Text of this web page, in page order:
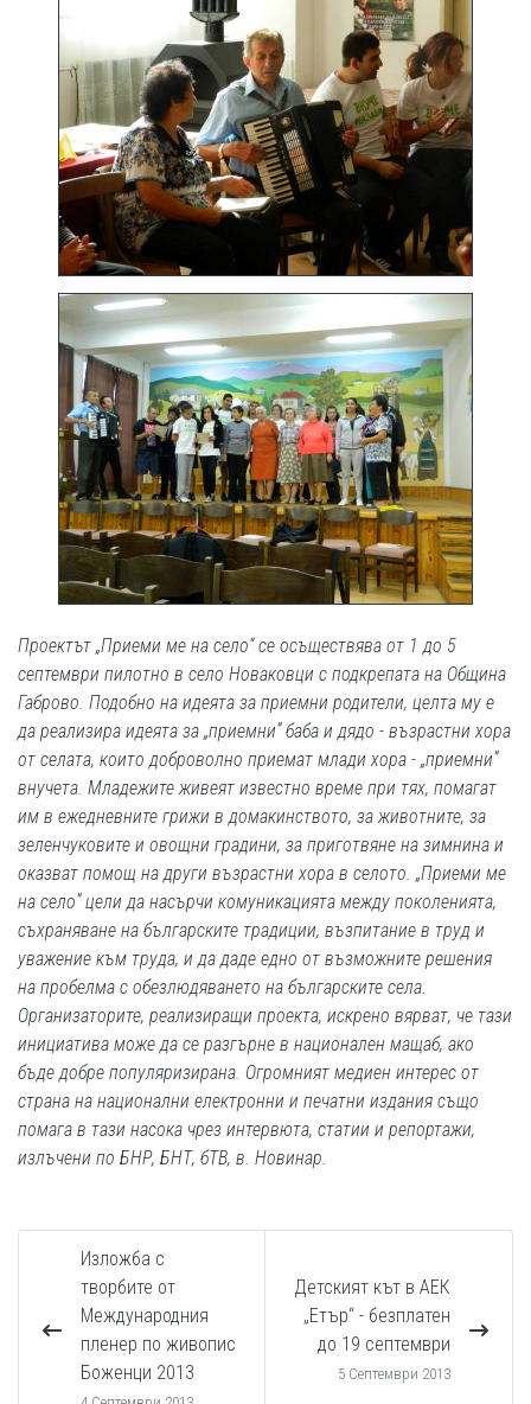
Проектът „Приеми ме на село“ се осъществява от 1 до 5
септември пилотно в село Новаковци с подкрепата на Община
Габрово. Подобно на идеята за приемни родители, целта му е
да реализира идеята за „приемни” баба и дядо - възрастни хора
от селата, които доброволно приемат млади хора - „приемни”
внучета. Младежите живеят известно време при тях, помагат
им в ежедневните грижи в домакинството, за животните, за
зеленчуковите и овощни градини, за приготвяне на зимнина и
оказват помощ на други възрастни хора в селото. „Приеми ме
на село” цели да насърчи комуникацията между поколенията,
съхраняване на българските традиции, възпитание в труд и
уважение към труда, и да даде едно от възможните решения
на пробелма с обезлюдяването на българските села.
Организаторите, реализиращи проекта, искрено вярват, че тази
инициатива може да се разгърне в национален мащаб, ако
бъде добре популяризирана. Огромният медиен интерес от
страна на национални електронни и печатни издания също
помага в тази насока чрез интервюта, статии и репортажи,
излъчени по БНР, БНТ, бТВ, в. Новинар.
Изложба с
творбите от
Международния
пленер по живопис
Боженци 2013
Детският кът в АЕК
„Етър“ - безплатен
до 19 септември
5 Септември 2013